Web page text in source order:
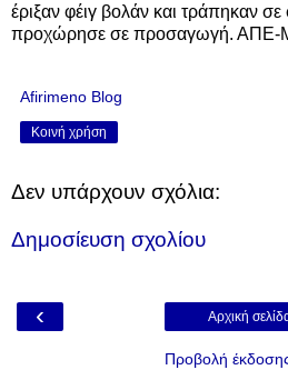
έριξαν φέιγ βολάν και τράπηκαν
προχώρησε σε προσαγωγή.
Afirimeno Blog
Κοινή χρήση
Δεν υπάρχουν σχόλια:
Δημοσίευση σχολίου
‹ Αρχική
Προβολή